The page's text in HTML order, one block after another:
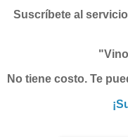
Suscríbete al
No tiene costo. Te